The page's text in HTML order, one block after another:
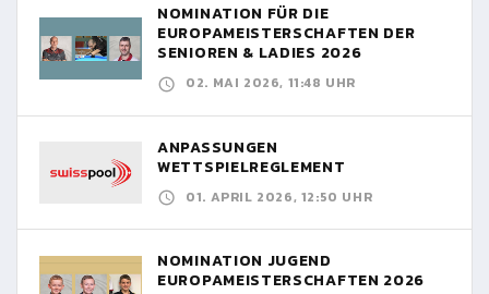
NOMINATION FÜR DIE
EUROPAMEISTERSCHAFTEN DER
SENIOREN & LADIES 2026
02. MAI 2026, 11:48 UHR
ANPASSUNGEN
WETTSPIELREGLEMENT
01. APRIL 2026, 12:50 UHR
NOMINATION JUGEND
EUROPAMEISTERSCHAFTEN 2026